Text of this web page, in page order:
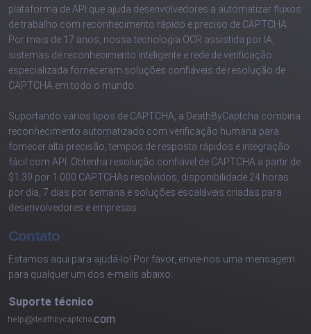
plataforma de API que ajuda desenvolvedores a automatizar fluxos
de trabalho com reconhecimento rápido e preciso de CAPTCHA.
Por mais de 17 anos, nossa tecnologia OCR assistida por IA,
sistemas de reconhecimento inteligente e rede de verificação
especializada forneceram soluções confiáveis de resolução de
CAPTCHA em todo o mundo.
Suportando vários tipos de CAPTCHA, a DeathByCaptcha combina
reconhecimento automatizado com verificação humana para
fornecer alta precisão, tempos de resposta rápidos e integração
fácil com API. Obtenha resolução confiável de CAPTCHA a partir de
$1.39 por 1.000 CAPTCHAs resolvidos, disponibilidade 24 horas
por dia, 7 dias por semana e soluções escaláveis criadas para
desenvolvedores e empresas.
Contato
Estamos aqui para ajudá-lo! Por favor, envie-nos uma mensagem
para qualquer um dos e-mails abaixo:
Suporte técnico
com